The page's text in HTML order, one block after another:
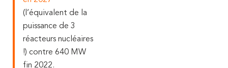
(l’équivalent de la
puissance de 3
réacteurs nucléaires
!) contre 640 MW
fin 2022.